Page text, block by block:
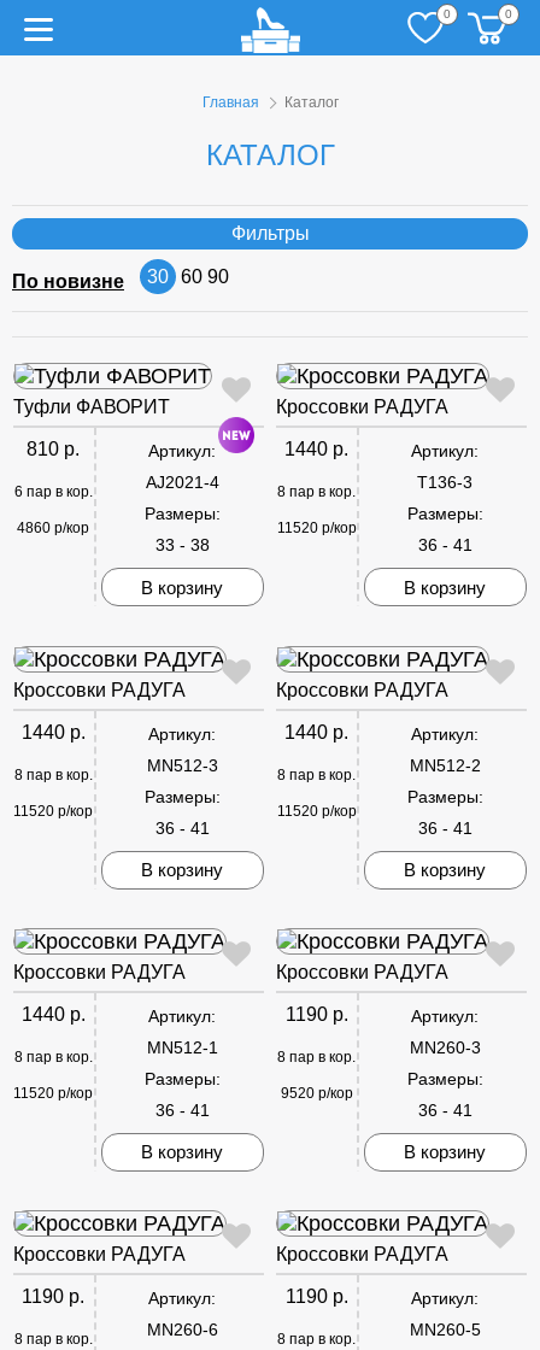
0 0
Главная Каталог
КАТАЛОГ
Фильтры
По новизне 30 60 90
Туфли ФАВОРИТ
810 р.
6 пар в кор.
4860 р/кор
Артикул:
AJ2021-4
Размеры:
33 - 38
В корзину
Кроссовки РАДУГА
1440 р.
8 пар в кор.
11520 р/кор
Артикул:
T136-3
Размеры:
36 - 41
В корзину
Кроссовки РАДУГА
1440 р.
8 пар в кор.
11520 р/кор
Артикул:
MN512-3
Размеры:
36 - 41
В корзину
Кроссовки РАДУГА
1440 р.
8 пар в кор.
11520 р/кор
Артикул:
MN512-2
Размеры:
36 - 41
В корзину
Кроссовки РАДУГА
1440 р.
8 пар в кор.
11520 р/кор
Артикул:
MN512-1
Размеры:
36 - 41
В корзину
Кроссовки РАДУГА
1190 р.
8 пар в кор.
9520 р/кор
Артикул:
MN260-3
Размеры:
36 - 41
В корзину
Кроссовки РАДУГА
1190 р.
8 пар в кор.
Артикул:
MN260-6
Кроссовки РАДУГА
1190 р.
8 пар в кор.
Артикул:
MN260-5